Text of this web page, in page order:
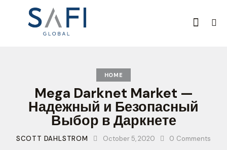
HOME
Mega Darknet Market —
Надежный и Безопасный
Выбор в Даркнете
SCOTT DAHLSTROM October 5, 2020 0 Comments